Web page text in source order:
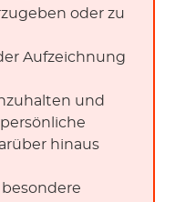
oder zu
und
hinaus